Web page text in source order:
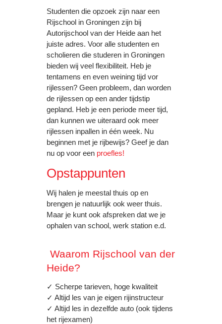
Studenten die opzoek zijn naar een
Rijschool in Groningen zijn bij
Autorijschool van der Heide aan het
juiste adres. Voor alle studenten en
scholieren die studeren in Groningen
bieden wij veel flexibiliteit. Heb je
tentamens en even weining tijd vor
rijlessen? Geen probleem, dan worden
de rijlessen op een ander tijdstip
gepland. Heb je een periode meer tijd,
dan kunnen we uiteraard ook meer
rijlessen inpallen in één week. Nu
beginnen met je rijbewijs? Geef je dan
nu op voor een proefles!
Opstappunten
Wij halen je meestal thuis op en
brengen je natuurlijk ook weer thuis.
Maar je kunt ook afspreken dat we je
ophalen van school, werk station e.d.
Waarom Rijschool van der
Heide?
✓ Scherpe tarieven, hoge kwaliteit
✓ Altijd les van je eigen rijinstructeur
✓ Altijd les in dezelfde auto (ook tijdens
het rijexamen)